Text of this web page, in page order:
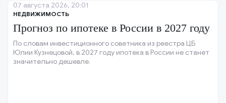
НЕДВИЖИМОСТЬ
Прогноз по ипотеке в России в 2027 году
По словам инвестиционного советника из реестра ЦБ
Юлии Кузнецовой, в 2027 году ипотека в России не станет
значительно дешевле.
07 августа 2026, 20:01